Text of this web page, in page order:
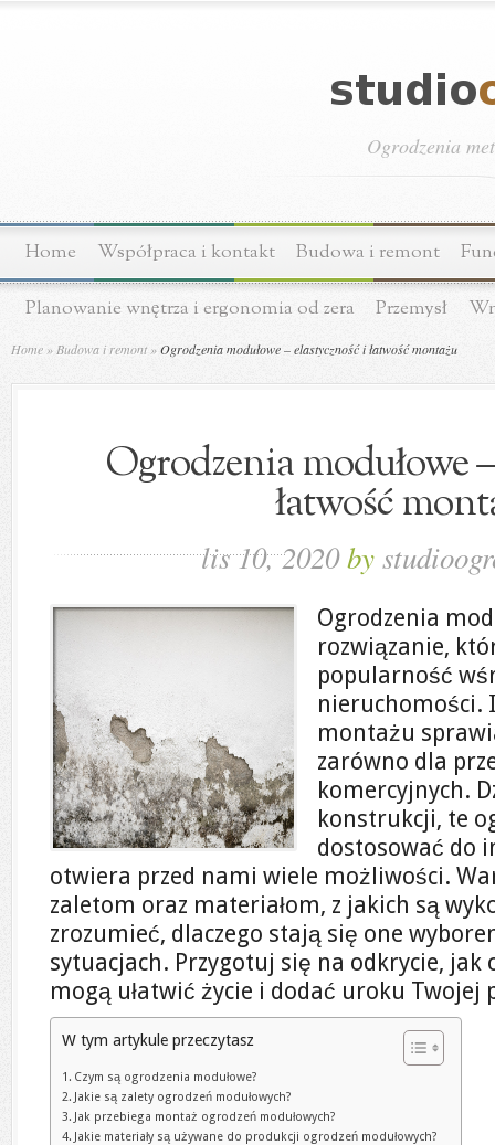
Ogrodzenia
Home Współpraca i kontakt Budowa i remont
Planowanie wnętrza i ergonomia od zera Przemysł
Home » Budowa i remont »Ogrodzenia modułowe – elastyczność i łatwość montażu
Ogrodzenia modułowe
łatwość
lis 10, 2020by
Ogrodzenia
rozwiązanie,
popularność
nieruchomości.
montażu
zarówno dla
komercyjnych.
konstrukcji, te
dostosować do
otwiera przed nami wiele możliwości.
zaletom oraz materiałom, z jakich są
zrozumieć, dlaczego stają się one
sytuacjach. Przygotuj się na odkrycie, jak
mogą ułatwić życie i dodać uroku Twojej
W tym artykule przeczytasz
Czym są ogrodzenia modułowe?
Jakie są zalety ogrodzeń modułowych?
Jak przebiega montaż ogrodzeń modułowych?
Jakie materiały są używane do produkcji ogrodzeń modułowych?